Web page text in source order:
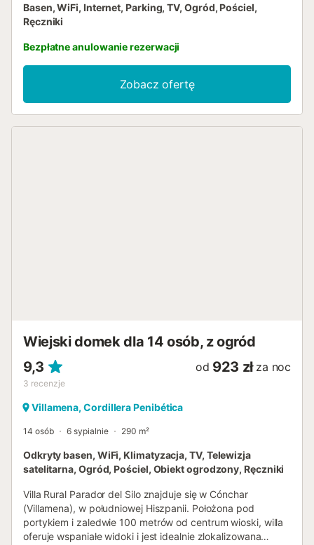
Basen, WiFi, Internet, Parking, TV, Ogród, Pościel,
Ręczniki
Bezpłatne anulowanie rezerwacji
Zobacz ofertę
Wiejski domek dla 14 osób, z ogród
9,3
3 recenzje
od 923 zł za noc
Villamena, Cordillera Penibética
14 osób 6 sypialnie 290 m²
Odkryty basen, WiFi, Klimatyzacja, TV, Telewizja
satelitarna, Ogród, Pościel, Obiekt ogrodzony, Ręczniki
Villa Rural Parador del Silo znajduje się w Cónchar
(Villamena), w południowej Hiszpanii. Położona pod
portykiem i zaledwie 100 metrów od centrum wioski, willa
oferuje wspaniałe widoki i jest idealnie zlokalizowana